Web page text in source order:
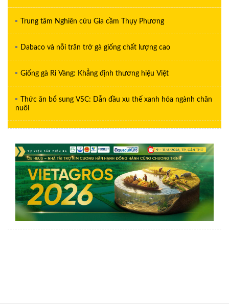
Trung tâm Nghiên cứu Gia cầm Thụy Phương
Dabaco và nỗi trăn trở gà giống chất lượng cao
Giống gà Ri Vàng: Khẳng định thương hiệu Việt
Thức ăn bổ sung VSC: Dẫn đầu xu thế xanh hóa ngành chăn
nuôi